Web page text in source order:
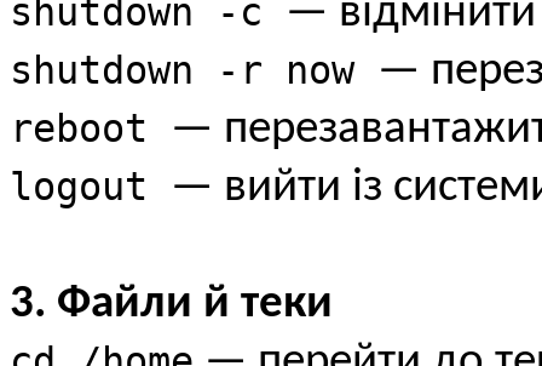
shutdown -c —
shutdown -r now —
reboot —
logout — вийти із
3. Файли й теки